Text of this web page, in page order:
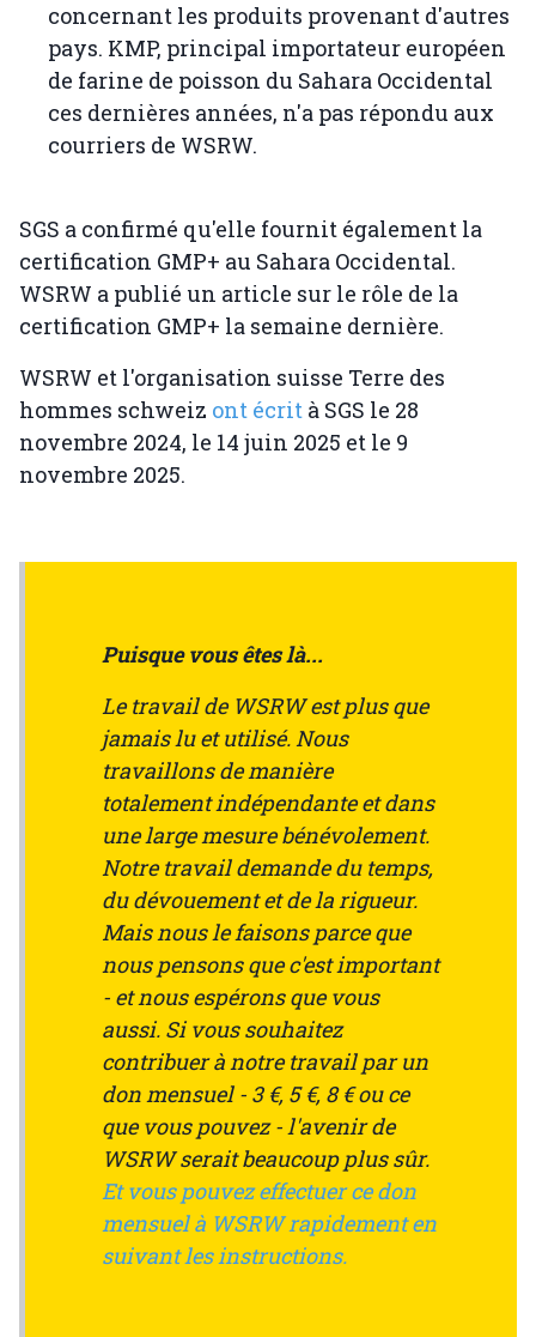
concernant les produits provenant d'autres
pays. KMP, principal importateur européen
de farine de poisson du Sahara Occidental
ces dernières années, n'a pas répondu aux
courriers de WSRW.
SGS a confirmé qu'elle fournit également la
certification GMP+ au Sahara Occidental.
WSRW a publié un article sur le rôle de la
certification GMP+ la semaine dernière.
WSRW et l'organisation suisse Terre des
hommes schweiz ont écrit à SGS le 28
novembre 2024, le 14 juin 2025 et le 9
novembre 2025.
Puisque vous êtes là...
Le travail de WSRW est plus que
jamais lu et utilisé. Nous
travaillons de manière
totalement indépendante et dans
une large mesure bénévolement.
Notre travail demande du temps,
du dévouement et de la rigueur.
Mais nous le faisons parce que
nous pensons que c'est important
- et nous espérons que vous
aussi. Si vous souhaitez
contribuer à notre travail par un
don mensuel - 3 €, 5 €, 8 € ou ce
que vous pouvez - l'avenir de
WSRW serait beaucoup plus sûr.
Et vous pouvez effectuer ce don
mensuel à WSRW rapidement en
suivant les instructions.